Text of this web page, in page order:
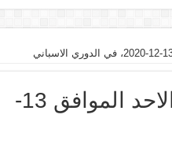
موعد مباراة برشلونة وليفانتي اليوم الاحد الموافق 13-